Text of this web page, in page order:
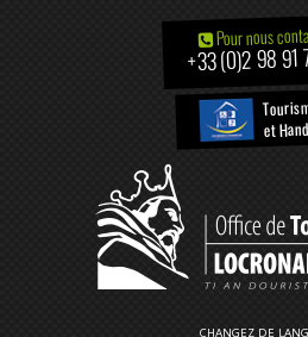
Pour nous
+33 (0)2 98 91
et
CHANGEZ DE